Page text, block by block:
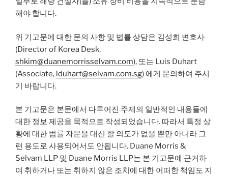
해야 합니다.
위 기고문에 대한 문의 사항 및 법률 상담은 김성희 변호사
(Director of Korea Desk,
shkim@duanemorrisselvam.com), 또는 Luis Duhart
(Associate, lduhart@selvam.com.sg) 에게 문의하여 주시
기 바랍니다.
본 기고문은 본문에서 다루어진 주제의 일반적인 내용들에
대한 정보 제공을 목적으로 작성되었습니다. 따라서 특정 상
황에 대한 법률 자문을 대신 할 의도가 없을 뿐만 아니라 그
런 용도로 사용되어서도 안됩니다. Duane Morris &
Selvam LLP 및 Duane Morris LLP는 본 기고문에 근거하
여 취하거나 또는 취하지 않은 조치에 대한 어떠한 책임도 지